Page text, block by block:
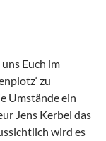
Euch im
zu
Umstände ein
Jens Kerbel das
wird es